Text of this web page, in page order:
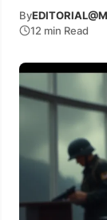
By
12 min Read